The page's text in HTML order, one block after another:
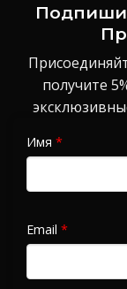
получите
Имя *
Email *